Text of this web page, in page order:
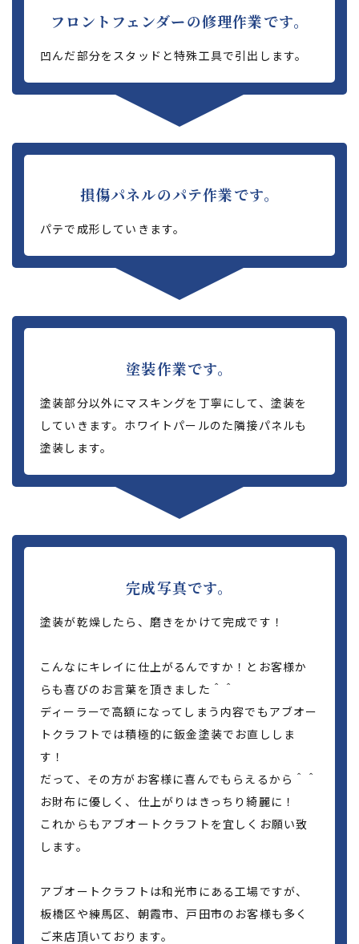
フロントフェンダーの修理作業です。
凹んだ部分をスタッドと特殊工具で引出します。
損傷パネルのパテ作業です。
パテで成形していきます。
塗装作業です。
塗装部分以外にマスキングを丁寧にして、塗装を
していきます。ホワイトパールのた隣接パネルも
塗装します。
完成写真です。
塗装が乾燥したら、磨きをかけて完成です！
こんなにキレイに仕上がるんですか！とお客様か
らも喜びのお言葉を頂きました＾＾
ディーラーで高額になってしまう内容でもアブオー
トクラフトでは積極的に鈑金塗装でお直ししま
す！
だって、その方がお客様に喜んでもらえるから＾＾
お財布に優しく、仕上がりはきっちり綺麗に！
これからもアブオートクラフトを宜しくお願い致
します。
アブオートクラフトは和光市にある工場ですが、
板橋区や練馬区、朝霞市、戸田市のお客様も多く
ご来店頂いております。